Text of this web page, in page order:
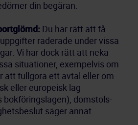
Du har rätt att få
raderade under vissa
Vi har dock rätt att neka
situationer, exempelvis om
att fullgöra ett avtal eller om
eller europeisk lag
bokföringslagen), domstols-